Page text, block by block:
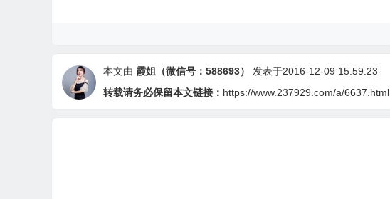
本文由 霞姐（微信号：588693）
发表于2016-12-09 15:59:23
转载请务必保留本文链接： https://www.237929.com/a/6637.html